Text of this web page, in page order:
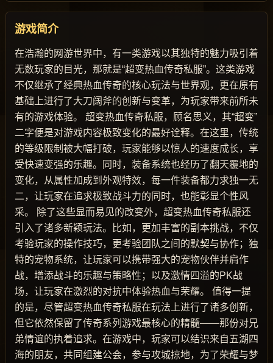
游戏简介
在浩瀚的网游世界中，有一类游戏以其独特的魅力吸引着
无数玩家的目光，那就是“超变热血传奇私服”。这类游戏
不仅继承了经典热血传奇的核心玩法与世界观，更在原有
基础上进行了大刀阔斧的创新与变革，为玩家带来前所未
有的游戏体验。 超变热血传奇私服，顾名思义，其“超变”
二字便是对游戏内容极致变化的最好诠释。在这里，传统
的等级限制被大幅打破，玩家能够以惊人的速度成长，享
受快速变强的乐趣。同时，装备系统也经历了翻天覆地的
变化，从属性加成到外观特效，每一件装备都力求独一无
二，让玩家在追求极致战斗力的同时，也能彰显个性风
采。 除了这些显而易见的改变外，超变热血传奇私服还
引入了诸多新颖玩法。比如，更加丰富的副本挑战，不仅
考验玩家的操作技巧，更考验团队之间的默契与协作；独
特的宠物系统，让玩家可以携带强大的宠物伙伴并肩作
战，增添战斗的乐趣与策略性；以及激情四溢的PK战
场，让玩家在激烈的对抗中体验热血与荣耀。 值得一提
的是，尽管超变热血传奇私服在玩法上进行了诸多创新，
但它依然保留了传奇系列游戏最核心的精髓——那份对兄
弟情谊的执着追求。在游戏中，玩家可以结识来自五湖四
海的朋友，共同组建公会，参与攻城掠地，为了荣耀与梦